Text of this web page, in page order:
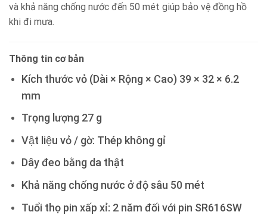
và khả năng chống nước đến 50 mét giúp bảo vệ đồng hồ
khi đi mưa.
Thông tin cơ bản
Kích thước vỏ (Dài × Rộng × Cao) 39 × 32 × 6.2
mm
Trọng lượng 27 g
Vật liệu vỏ / gờ: Thép không gỉ
Dây đeo bằng da thật
Khả năng chống nước ở độ sâu 50 mét
Tuổi thọ pin xấp xỉ: 2 năm đối với pin SR616SW